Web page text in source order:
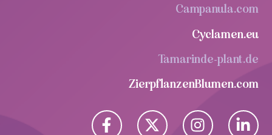
Campanula.com
Cyclamen.eu
Tamarinde-plant.de
ZierpflanzenBlumen.com